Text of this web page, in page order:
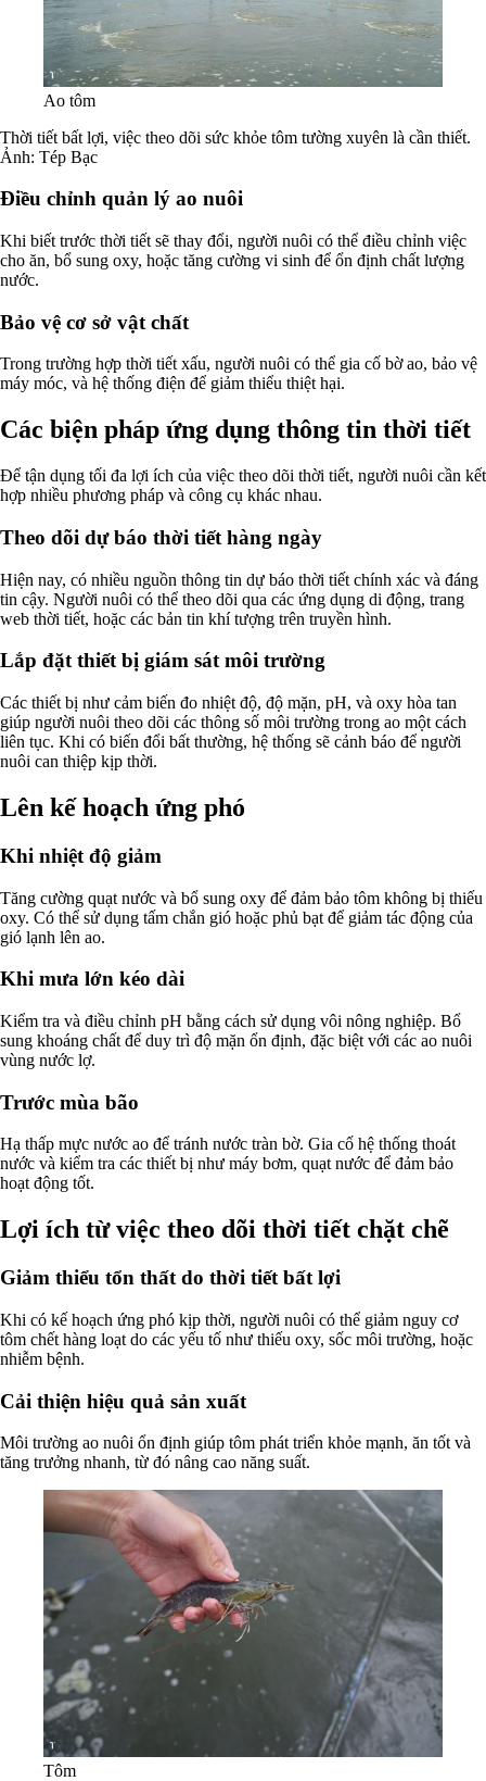
Ao tôm
Thời tiết bất lợi, việc theo dõi sức khỏe tôm tường xuyên là cần thiết.
Ảnh: Tép Bạc
Điều chỉnh quản lý ao nuôi
Khi biết trước thời tiết sẽ thay đổi, người nuôi có thể điều chỉnh việc
cho ăn, bổ sung oxy, hoặc tăng cường vi sinh để ổn định chất lượng
nước.
Bảo vệ cơ sở vật chất
Trong trường hợp thời tiết xấu, người nuôi có thể gia cố bờ ao, bảo vệ
máy móc, và hệ thống điện để giảm thiểu thiệt hại.
Các biện pháp ứng dụng thông tin thời tiết
Để tận dụng tối đa lợi ích của việc theo dõi thời tiết, người nuôi cần kết
hợp nhiều phương pháp và công cụ khác nhau.
Theo dõi dự báo thời tiết hàng ngày
Hiện nay, có nhiều nguồn thông tin dự báo thời tiết chính xác và đáng
tin cậy. Người nuôi có thể theo dõi qua các ứng dụng di động, trang
web thời tiết, hoặc các bản tin khí tượng trên truyền hình.
Lắp đặt thiết bị giám sát môi trường
Các thiết bị như cảm biến đo nhiệt độ, độ mặn, pH, và oxy hòa tan
giúp người nuôi theo dõi các thông số môi trường trong ao một cách
liên tục. Khi có biến đổi bất thường, hệ thống sẽ cảnh báo để người
nuôi can thiệp kịp thời.
Lên kế hoạch ứng phó
Khi nhiệt độ giảm
Tăng cường quạt nước và bổ sung oxy để đảm bảo tôm không bị thiếu
oxy. Có thể sử dụng tấm chắn gió hoặc phủ bạt để giảm tác động của
gió lạnh lên ao.
Khi mưa lớn kéo dài
Kiểm tra và điều chỉnh pH bằng cách sử dụng vôi nông nghiệp. Bổ
sung khoáng chất để duy trì độ mặn ổn định, đặc biệt với các ao nuôi
vùng nước lợ.
Trước mùa bão
Hạ thấp mực nước ao để tránh nước tràn bờ. Gia cố hệ thống thoát
nước và kiểm tra các thiết bị như máy bơm, quạt nước để đảm bảo
hoạt động tốt.
Lợi ích từ việc theo dõi thời tiết chặt chẽ
Giảm thiểu tổn thất do thời tiết bất lợi
Khi có kế hoạch ứng phó kịp thời, người nuôi có thể giảm nguy cơ
tôm chết hàng loạt do các yếu tố như thiếu oxy, sốc môi trường, hoặc
nhiễm bệnh.
Cải thiện hiệu quả sản xuất
Môi trường ao nuôi ổn định giúp tôm phát triển khỏe mạnh, ăn tốt và
tăng trưởng nhanh, từ đó nâng cao năng suất.
Tôm